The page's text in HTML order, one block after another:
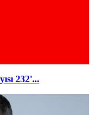
232'...